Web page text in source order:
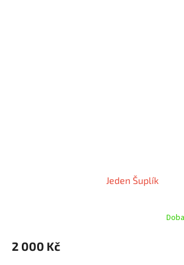
Jeden Šuplík
2 000 Kč